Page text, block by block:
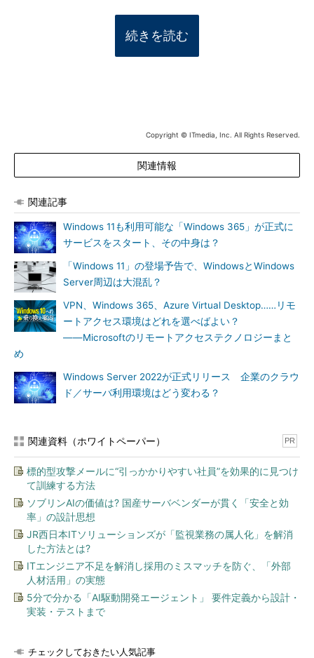
続きを読む
Copyright © ITmedia, Inc. All Rights Reserved.
関連情報
関連記事
Windows 11も利用可能な「Windows 365」が正式に
サービスをスタート、その中身は？
「Windows 11」の登場予告で、WindowsとWindows
Server周辺は大混乱？
VPN、Windows 365、Azure Virtual Desktop……リモ
ートアクセス環境はどれを選べばよい？
――Microsoftのリモートアクセステクノロジーまと
め
Windows Server 2022が正式リリース 企業のクラウ
ド／サーバ利用環境はどう変わる？
関連資料（ホワイトペーパー） PR
標的型攻撃メールに“引っかかりやすい社員”を効果的に見つけ
て訓練する方法
ソブリンAIの価値は? 国産サーバベンダーが貫く「安全と効
率」の設計思想
JR西日本ITソリューションズが「監視業務の属人化」を解消
した方法とは?
ITエンジニア不足を解消し採用のミスマッチを防ぐ、「外部
人材活用」の実態
5分で分かる「AI駆動開発エージェント」 要件定義から設計・
実装・テストまで
チェックしておきたい人気記事